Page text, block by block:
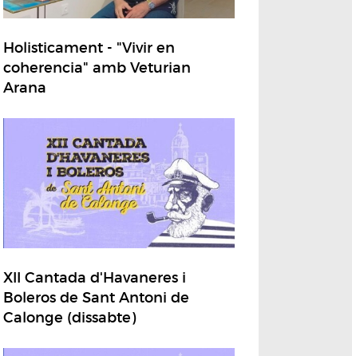
Holisticament - "Vivir en
coherencia" amb Veturian
Arana
XII Cantada d'Havaneres i
Boleros de Sant Antoni de
Calonge (dissabte)